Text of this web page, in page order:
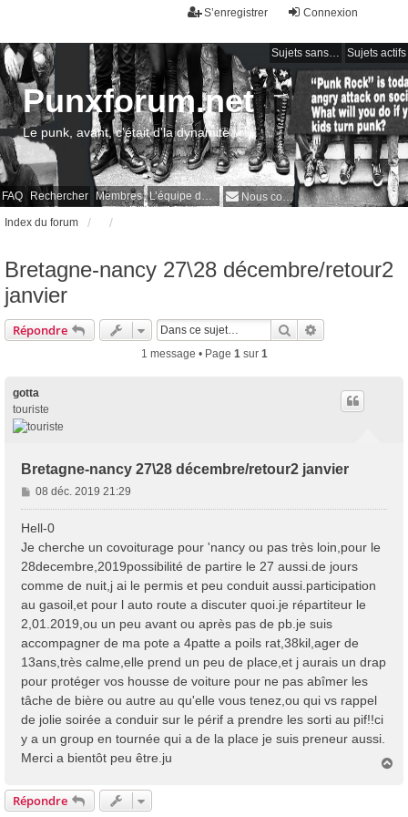
Connexion
S’enregistrer
Sujets sans réponse Sujets actifs
FAQ Rechercher Membres L’équipe du forum Nous contacter
Punxforum.net
Le punk, avant, c'était d'la dynamite !
Index du forum
Bretagne-nancy 27\28 décembre/retour2
janvier
Répondre Rechercher
1 message • Page 1sur 1
gotta
touriste
Bretagne-nancy 27\28 décembre/retour2 janvier
M
e
a
g
e
08 déc. 2019 21:29
Hell-0
Je cherche un covoiturage pour 'nancy ou pas très loin,pour le
28decembre,2019possibilité de partire le 27 aussi.de jours
comme de nuit,j ai le permis et peu conduit aussi.participation
au gasoil,et pour l auto route a discuter quoi.je répartiteur le
2,01.2019,ou un peu avant ou après pas de pb.je suis
accompagner de ma pote a 4patte a poils rat,38kil,ager de
13ans,très calme,elle prend un peu de place,et j aurais un drap
pour protéger vos housse de voiture pour ne pas abîmer les
tâche de bière ou autre au qu'elle vous tenez,ou qui vs rappel
de jolie soirée a conduir sur le périf a prendre les sorti au pif!!ci
y a un group en tournée qui a de la place je suis preneur aussi.
Merci a bientôt peu être.ju
Répondre